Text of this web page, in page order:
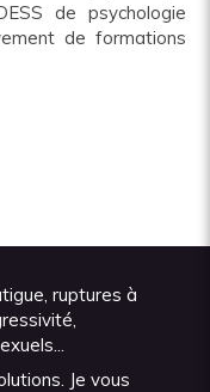
de psychologie
de formations
ruptures à
Je vous